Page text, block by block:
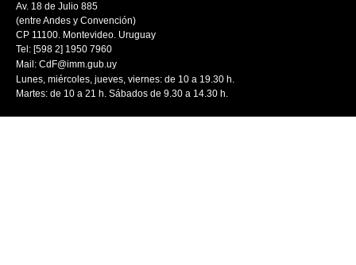
Av. 18 de Julio 885
(entre Andes y Convención)
CP 11100. Montevideo. Uruguay
Tel: [598 2] 1950 7960
Mail: CdF@imm.gub.uy
Lunes, miércoles, jueves, viernes: de 10 a 19.30 h.
Martes: de 10 a 21 h. Sábados de 9.30 a 14.30 h.